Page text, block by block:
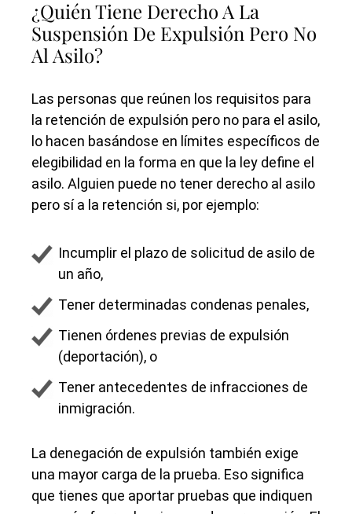
¿Quién Tiene Derecho A La
Suspensión De Expulsión Pero No
Al Asilo?
Las personas que reúnen los requisitos para
la retención de expulsión pero no para el asilo,
lo hacen basándose en límites específicos de
elegibilidad en la forma en que la ley define el
asilo. Alguien puede no tener derecho al asilo
pero sí a la retención si, por ejemplo:
Incumplir el plazo de solicitud de asilo de
un año,
Tener determinadas condenas penales,
Tienen órdenes previas de expulsión
(deportación), o
Tener antecedentes de infracciones de
inmigración.
La denegación de expulsión también exige
una mayor carga de la prueba. Eso significa
que tienes que aportar pruebas que indiquen